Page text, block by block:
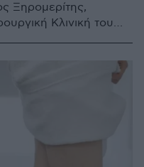
Ξηρομερίτης,
Κλινική του